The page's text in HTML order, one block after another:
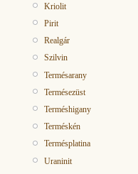
Kriolit
Pirit
Realgár
Szilvin
Termésarany
Termésezüst
Terméshigany
Terméskén
Termésplatina
Uraninit